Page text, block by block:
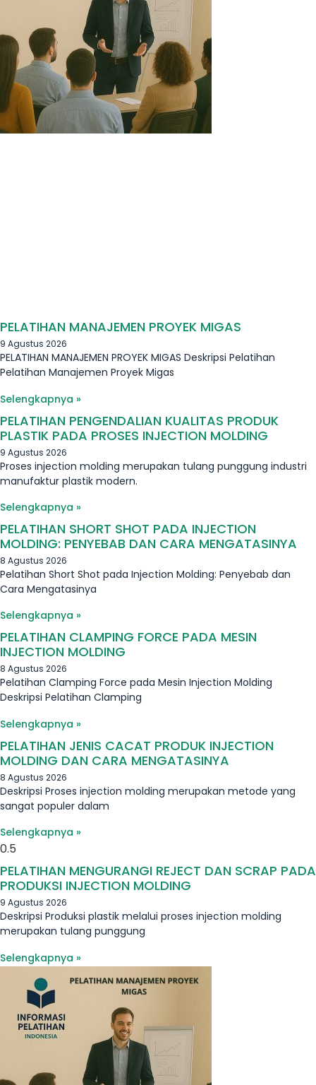
PELATIHAN MANAJEMEN PROYEK MIGAS
9 Agustus 2026
PELATIHAN MANAJEMEN PROYEK MIGAS Deskripsi Pelatihan
Pelatihan Manajemen Proyek Migas
Selengkapnya »
PELATIHAN PENGENDALIAN KUALITAS PRODUK
PLASTIK PADA PROSES INJECTION MOLDING
9 Agustus 2026
Proses injection molding merupakan tulang punggung industri
manufaktur plastik modern.
Selengkapnya »
PELATIHAN SHORT SHOT PADA INJECTION
MOLDING: PENYEBAB DAN CARA MENGATASINYA
8 Agustus 2026
Pelatihan Short Shot pada Injection Molding: Penyebab dan
Cara Mengatasinya
Selengkapnya »
PELATIHAN CLAMPING FORCE PADA MESIN
INJECTION MOLDING
8 Agustus 2026
Pelatihan Clamping Force pada Mesin Injection Molding
Deskripsi Pelatihan Clamping
Selengkapnya »
PELATIHAN JENIS CACAT PRODUK INJECTION
MOLDING DAN CARA MENGATASINYA
8 Agustus 2026
Deskripsi Proses injection molding merupakan metode yang
sangat populer dalam
Selengkapnya »
PELATIHAN MENGURANGI REJECT DAN SCRAP PADA
PRODUKSI INJECTION MOLDING
9 Agustus 2026
Deskripsi Produksi plastik melalui proses injection molding
merupakan tulang punggung
Selengkapnya »